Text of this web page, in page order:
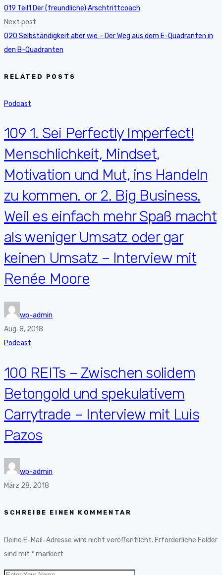
019 Teil1 Der (freundliche) Arschtrittcoach
Next post
020 Selbständigkeit aber wie – Der Weg aus dem E-Quadranten in
den B-Quadranten
RELATED POSTS
Podcast
109 1. Sei Perfectly Imperfect!
Menschlichkeit, Mindset,
Motivation und Mut, ins Handeln
zu kommen. or 2. Big Business.
Weil es einfach mehr Spaß macht
als weniger Umsatz oder gar
keinen Umsatz – Interview mit
Renée Moore
wp-admin
Aug. 8, 2018
Podcast
100 REITs – Zwischen solidem
Betongold und spekulativem
Carrytrade – Interview mit Luis
Pazos
wp-admin
März 28, 2018
SCHREIBE EINEN KOMMENTAR
Deine E-Mail-Adresse wird nicht veröffentlicht. Erforderliche Felder
sind mit *markiert